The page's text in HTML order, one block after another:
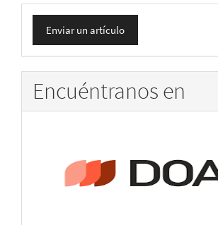
Enviar
un
artículo
Enviar un artículo
Encuéntranos en